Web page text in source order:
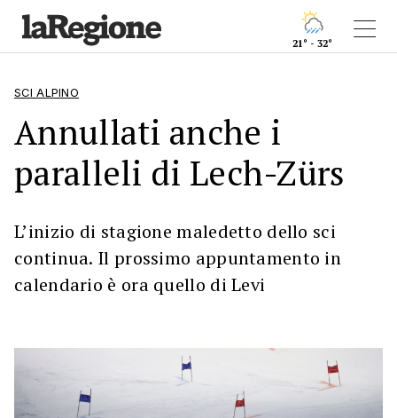
21° - 32°
SCI ALPINO
Annullati anche i
paralleli di Lech-Zürs
L’inizio di stagione maledetto dello sci
continua. Il prossimo appuntamento in
calendario è ora quello di Levi